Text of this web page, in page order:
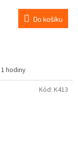
Do košíku
hodiny
Kód: K413